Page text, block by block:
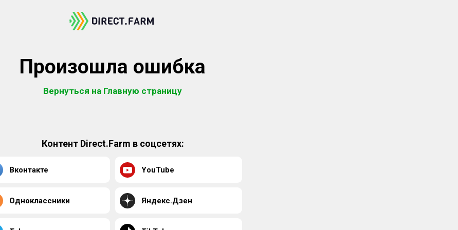
Произошла ошибка
Вернуться на Главную страницу
Контент Direct.Farm в соцсетях:
Вконтакте YouTube
Одноклассники Яндекс.Дзен